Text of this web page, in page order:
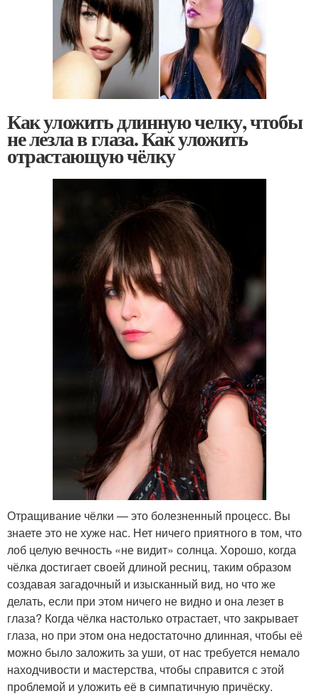
Как уложить длинную челку, чтобы
не лезла в глаза. Как уложить
отрастающую чёлку
Отращивание чёлки — это болезненный процесс. Вы
знаете это не хуже нас. Нет ничего приятного в том, что
лоб целую вечность «не видит» солнца. Хорошо, когда
чёлка достигает своей длиной ресниц, таким образом
создавая загадочный и изысканный вид, но что же
делать, если при этом ничего не видно и она лезет в
глаза? Когда чёлка настолько отрастает, что закрывает
глаза, но при этом она недостаточно длинная, чтобы её
можно было заложить за уши, от нас требуется немало
находчивости и мастерства, чтобы справится с этой
проблемой и уложить её в симпатичную причёску.